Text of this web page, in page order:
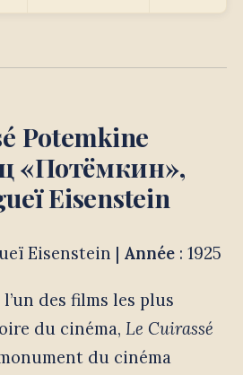
Potemkine
«Потёмкин»,
Eisenstein
Eisenstein | Année: 1925
des films les plus
du cinéma, Le Cuirassé
du cinéma